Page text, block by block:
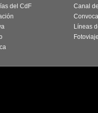
del CdF
Canal
Líneas